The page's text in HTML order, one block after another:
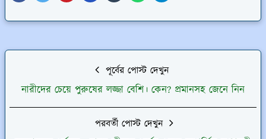
পূর্বের পোস্ট দেখুন
নারীদের চেয়ে পুরুষের লজ্জা বেশি। কেন? প্রমানসহ জেনে নিন
পরবর্তী পোস্ট দেখুন